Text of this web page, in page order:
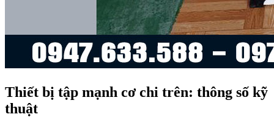
Thiết bị tập mạnh cơ chi trên: thông số kỹ
thuật